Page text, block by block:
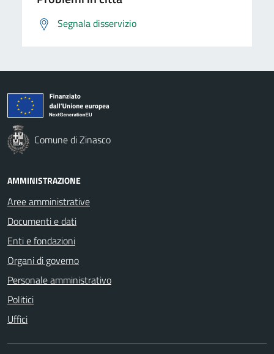
Segnala disservizio
Comune di Zinasco
AMMINISTRAZIONE
Aree amministrative
Documenti e dati
Enti e fondazioni
Organi di governo
Personale amministrativo
Politici
Uffici